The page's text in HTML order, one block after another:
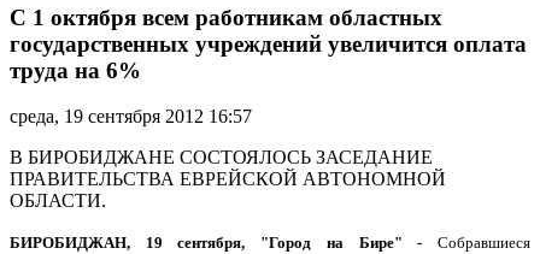
1
октября
всем
работникам
государственных
увеличится
оплата
труда
С 1 октября всем работникам областных
государственных учреждений увеличится оплата
труда на 6%
среда, 19 сентября 2012 16:57
В БИРОБИДЖАНЕ СОСТОЯЛОСЬ ЗАСЕДАНИЕ
ПРАВИТЕЛЬСТВА ЕВРЕЙСКОЙ АВТОНОМНОЙ
ОБЛАСТИ.
БИРОБИДЖАН, 19 сентября, "Город на Бире" - Собравшиеся